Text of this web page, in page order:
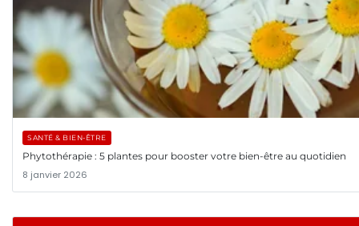
SANTÉ & BIEN-ÊTRE
Phytothérapie : 5 plantes pour booster votre bien-être au quotidien
8 janvier 2026